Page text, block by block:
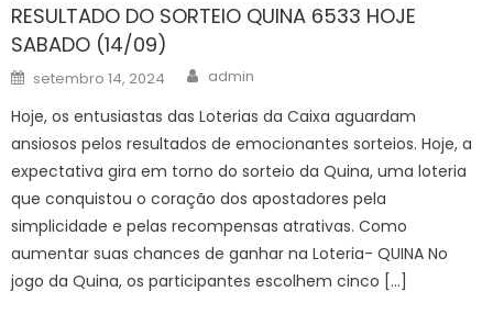
RESULTADO DO SORTEIO QUINA 6533 HOJE
SABADO (14/09)
Posted
on
setembro 14, 2024 Author
admin
Hoje, os entusiastas das Loterias da Caixa aguardam
ansiosos pelos resultados de emocionantes sorteios. Hoje, a
expectativa gira em torno do sorteio da Quina, uma loteria
que conquistou o coração dos apostadores pela
simplicidade e pelas recompensas atrativas. Como
aumentar suas chances de ganhar na Loteria- QUINA No
jogo da Quina, os participantes escolhem cinco […]